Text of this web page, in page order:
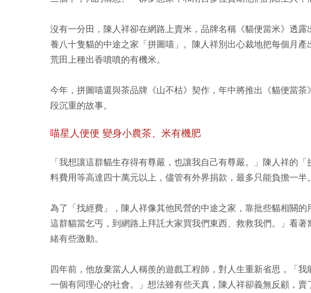
沒有一分田，陳人祥卻在網路上賣米，品牌名稱《貓便當米》透
養八十隻貓的中途之家「拼圖喵」。陳人祥別出心裁地把每個月
荒田上種出香噴噴的有機米。
今年，拼圖喵還與茶品牌《山不枯》契作，年中將推出《貓便當
段沉重的故事。
喵星人便便 變身小農茶、米有機肥
「我想讓這群貓生存得有尊嚴，也讓我自己有尊嚴。」陳人祥的
料費用等高達四十萬元以上，儘管有外界捐款，最多只能負擔一半。
為了「找經費」，陳人祥像其他民營的中途之家，靠批些貓相關
這群貓當乞丐，到網路上拜託大家買我們東西、救救我們。」看
緒有些激動。
四年前，他放棄當人人稱羨的遊戲工程師，對人生重新省思，「
一個有同理心的社會。」想法雖有些天真，陳人祥卻義無反顧，